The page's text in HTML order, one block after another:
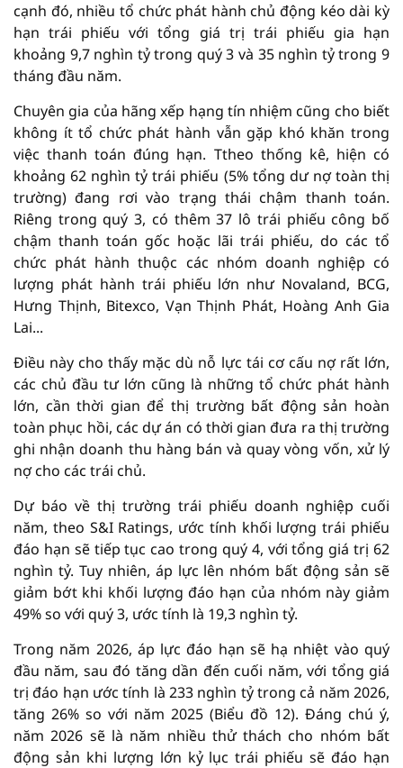
cạnh đó, nhiều tổ chức phát hành chủ động kéo dài kỳ
hạn trái phiếu với tổng giá trị trái phiếu gia hạn
khoảng 9,7 nghìn tỷ trong quý 3 và 35 nghìn tỷ trong 9
tháng đầu năm.
Chuyên gia của hãng xếp hạng tín nhiệm cũng cho biết
không ít tổ chức phát hành vẫn gặp khó khăn trong
việc thanh toán đúng hạn. Ttheo thống kê, hiện có
khoảng 62 nghìn tỷ trái phiếu (5% tổng dư nợ toàn thị
trường) đang rơi vào trạng thái chậm thanh toán.
Riêng trong quý 3, có thêm 37 lô trái phiếu công bố
chậm thanh toán gốc hoặc lãi trái phiếu, do các tổ
chức phát hành thuộc các nhóm doanh nghiệp có
lượng phát hành trái phiếu lớn như Novaland, BCG,
Hưng Thịnh, Bitexco, Vạn Thịnh Phát, Hoàng Anh Gia
Lai...
Điều này cho thấy mặc dù nỗ lực tái cơ cấu nợ rất lớn,
các chủ đầu tư lớn cũng là những tổ chức phát hành
lớn, cần thời gian để thị trường bất động sản hoàn
toàn phục hồi, các dự án có thời gian đưa ra thị trường
ghi nhận doanh thu hàng bán và quay vòng vốn, xử lý
nợ cho các trái chủ.
Dự báo về thị trường trái phiếu doanh nghiệp cuối
năm, theo S&I Ratings, ước tính khối lượng trái phiếu
đáo hạn sẽ tiếp tục cao trong quý 4, với tổng giá trị 62
nghìn tỷ. Tuy nhiên, áp lực lên nhóm bất động sản sẽ
giảm bớt khi khối lượng đáo hạn của nhóm này giảm
49% so với quý 3, ước tính là 19,3 nghìn tỷ.
Trong năm 2026, áp lực đáo hạn sẽ hạ nhiệt vào quý
đầu năm, sau đó tăng dần đến cuối năm, với tổng giá
trị đáo hạn ước tính là 233 nghìn tỷ trong cả năm 2026,
tăng 26% so với năm 2025 (Biểu đồ 12). Đáng chú ý,
năm 2026 sẽ là năm nhiều thử thách cho nhóm bất
động sản khi lượng lớn kỷ lục trái phiếu sẽ đáo hạn